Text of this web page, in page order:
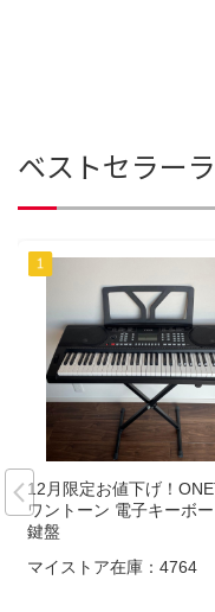
ベストセラー
12月限定お値下げ！
ワントーン 電子キーボ
鍵盤
マイストア在庫： 4764